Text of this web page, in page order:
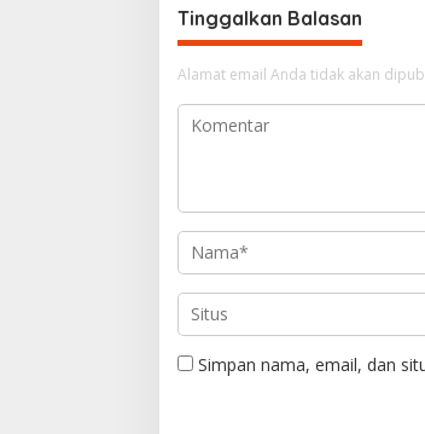
g
a
s
i
s
Tinggalkan Balasan
Alamat email Anda tidak akan
Simpan nama, email, dan